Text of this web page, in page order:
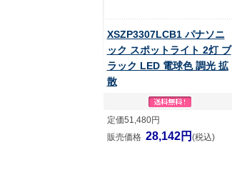
XSZP3307LCB1 パナソニ
ック スポットライト 2灯 ブ
ラック LED 電球色 調光 拡
散
定価51,480円
販売価格 28,142円 (税込)